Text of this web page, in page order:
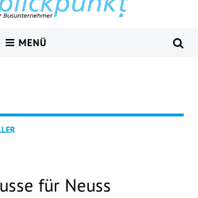
MENÜ
für Neuss